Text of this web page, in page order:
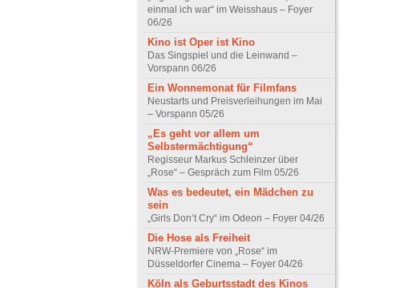
einmal ich war“ im Weisshaus – Foyer
06/26
Kino ist Oper ist Kino
Das Singspiel und die Leinwand –
Vorspann 06/26
Ein Wonnemonat für Filmfans
Neustarts und Preisverleihungen im Mai
– Vorspann 05/26
„Es geht vor allem um
Selbstermächtigung“
Regisseur Markus Schleinzer über
„Rose“ – Gespräch zum Film 05/26
Was es bedeutet, ein Mädchen zu
sein
„Girls Don’t Cry“ im Odeon – Foyer 04/26
Die Hose als Freiheit
NRW-Premiere von „Rose“ im
Düsseldorfer Cinema – Foyer 04/26
Köln als Geburtsstadt des Kinos